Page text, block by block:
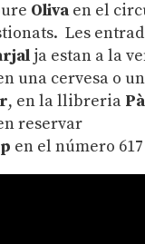
Olivaen el
Les
ja estan a la
una cervesa o
, en la llibreria
reservar
en el número 617